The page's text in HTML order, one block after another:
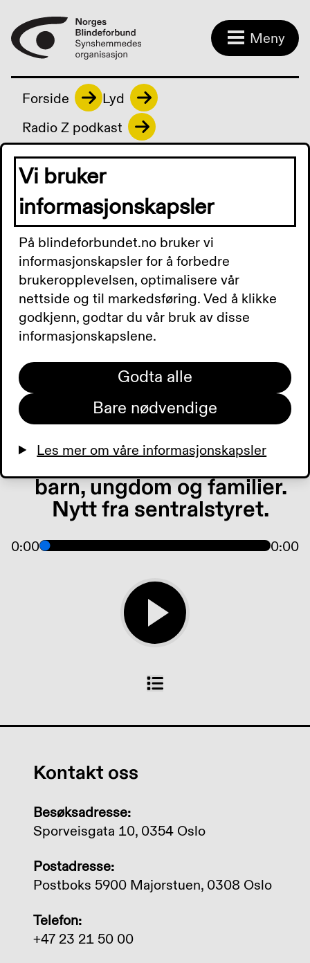
Meny
Forside
Lyd
Radio Z podkast
Radio Z podkast
Radio Z Podkast 13.
februar 2026:
Blindeforbundet åpner opp,
nå kan familien din bli
medlemmer. Boktips fra
Tibi. Vi har besøkt en
dagligvarebutikk som ikke
har kasse, kameraer ser hva
du handler. Tilbud der du
bor. Hør om våre tilbud til
barn, ungdom og familier.
Nytt fra sentralstyret.
0:00 0:00
Kontakt oss
Besøksadresse:
Sporveisgata 10, 0354 Oslo
Postadresse:
Postboks 5900 Majorstuen, 0308 Oslo
Telefon:
+47 23 21 50 00
Vi bruker
informasjonskapsler
På blindeforbundet.no bruker vi
informasjonskapsler for å forbedre
brukeropplevelsen, optimalisere vår
nettside og til markedsføring. Ved å klikke
godkjenn, godtar du vår bruk av disse
informasjonskapslene.
Godta alle
Bare nødvendige
Les mer om våre informasjonskapsler